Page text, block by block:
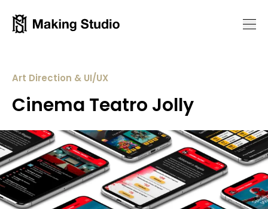
Art Direction & UI/UX
Cinema Teatro Jolly